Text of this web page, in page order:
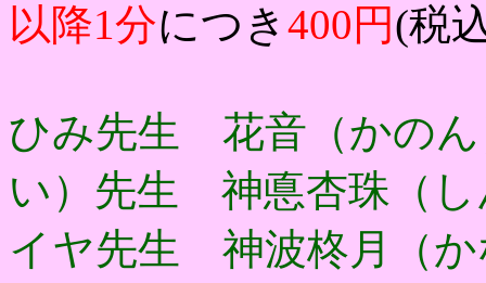
以降1分につき 400円(税
ひみ先生 花音（かの
い）先生 神悳杏珠（
イヤ先生 神波柊月（